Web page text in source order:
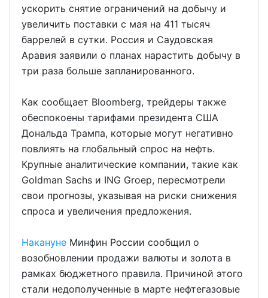
ускорить снятие ограничений на добычу и
увеличить поставки с мая на 411 тысяч
баррелей в сутки. Россия и Саудовская
Аравия заявили о планах нарастить добычу в
три раза больше запланированного.
Как сообщает Bloomberg, трейдеры также
обеспокоены тарифами президента США
Дональда Трампа, которые могут негативно
повлиять на глобальный спрос на нефть.
Крупные аналитические компании, такие как
Goldman Sachs и ING Groep, пересмотрели
свои прогнозы, указывая на риски снижения
спроса и увеличения предложения.
Накануне Минфин России сообщил о
возобновлении продажи валюты и золота в
рамках бюджетного правила. Причиной этого
стали недополученные в марте нефтегазовые